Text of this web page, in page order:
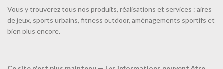
Vous y trouverez tous nos produits, réalisations et services : aires
de jeux, sports urbains, fitness outdoor, aménagements sportifs et
bien plus encore.
Informations complémentaires
TAILLE